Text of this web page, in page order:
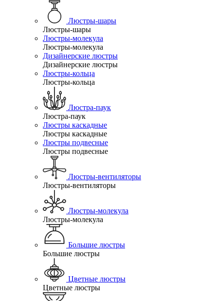
Люстры-шары
Люстры-шары
Люстры-молекула
Люстры-молекула
Дизайнерские люстры
Дизайнерские люстры
Люстры-кольца
Люстры-кольца
Люстра-паук
Люстра-паук
Люстры каскадные
Люстры каскадные
Люстры подвесные
Люстры подвесные
Люстры-вентиляторы
Люстры-вентиляторы
Люстры-молекула
Люстры-молекула
Большие люстры
Большие люстры
Цветные люстры
Цветные люстры